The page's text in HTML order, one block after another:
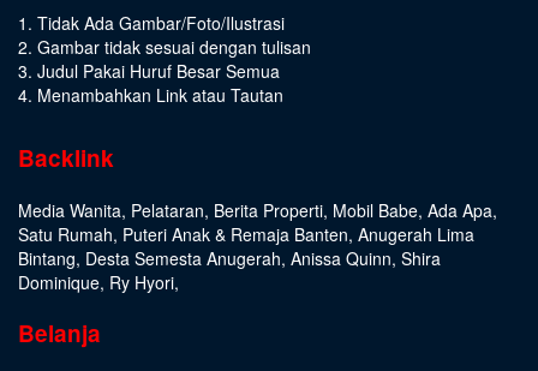
1. Tidak Ada Gambar/Foto/Ilustrasi
2. Gambar tidak sesuai dengan tulisan
3. Judul Pakai Huruf Besar Semua
4. Menambahkan Link atau Tautan
Backlink
Media Wanita, Pelataran, Berita Properti, Mobil Babe, Ada Apa,
Satu Rumah, Puteri Anak & Remaja Banten, Anugerah Lima
Bintang, Desta Semesta Anugerah, Anissa Quinn, Shira
Dominique, Ry Hyori,
Belanja